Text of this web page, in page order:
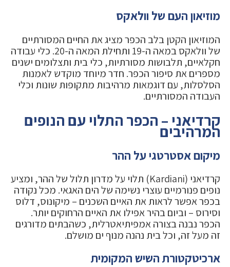
מוזיאון העם של וולאקס
המוזיאון הקטן בלב הכפר מציג את החיים המסורתיים
של וולאקס במאה ה-19 ותחילת המאה ה-20. כלי עבודה
חקלאיים, תלבושות מסורתיות, כלי בית ותצלומים ישנים
מספרים את סיפור הכפר. חדר מיוחד מוקדש לאמנות
הסלסלות, עם דוגמאות מרהיבות מתקופות שונות וכלי
העבודה המסורתיים.
קרדיאני – הכפר התלוי עם הנופים
המרהיבים
מיקום אסטרטגי על ההר
קרדיאני (Kardiani) תלוי על מדרון תלול של ההר, ומציע
נופים פנורמיים עוצרי נשימה של הים האגאי. מכל נקודה
בכפר אפשר לראות את האיים השכנים – מיקונוס, דלוס
וסירוס – וביום בהיר אפילו את האיים הרחוקים יותר.
הכפר נבנה בצורה אמפיתיאטרלית, כשהבתים מדורגים
זה מעל זה, וכל בית נהנה מנוף ים מושלם.
ארכיטקטורת השיש המקומית